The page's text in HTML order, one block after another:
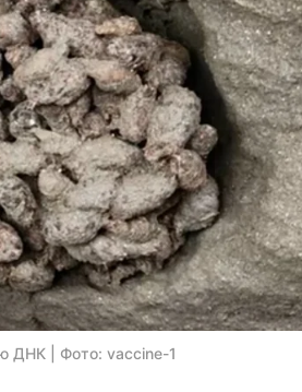
ДНК | Фото: vaccine-1